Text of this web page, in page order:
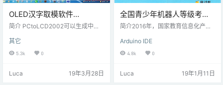
OLED汉字取模软件
PCtoLCD2002 LCD1602
简介 PCtoLCD2002可以生成中英
可选择字体，大小，并且可独立调
整文字的长和宽，生成任意形状的
置字码的格式，设置方式：点击菜
其它
5.3k 0
Luca 19年3月28日
全国青少年机器人等级考试
编程软件汇总下载与软件分
简介2016年，国家教育信息化产业
开展战略合作，共同在全国教育系
统（中、小学校）推广“全国青少年
得到各地教育主管部门和中小学校
Arduino IDE
4.8k 0
Luca 19年1月11日